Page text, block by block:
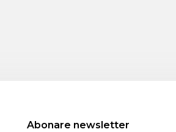
Abonare newsletter